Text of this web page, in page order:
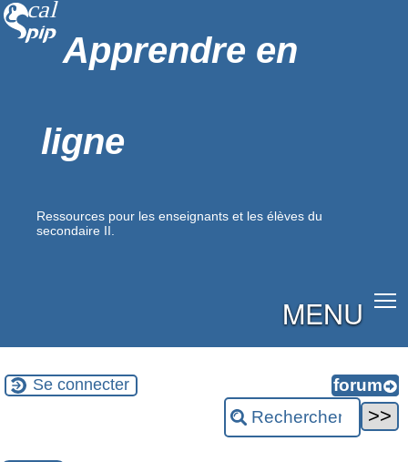
Apprendre en
ligne
Ressources pour les enseignants et les élèves du
secondaire II.
MENU
Se connecter